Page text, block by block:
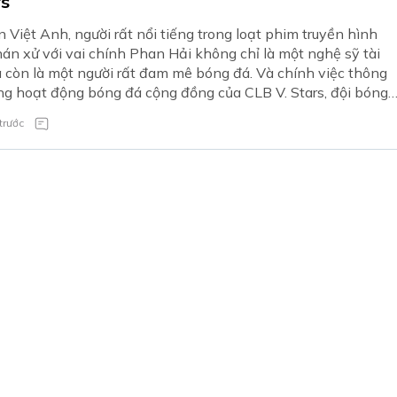
Việt Anh, người rất nổi tiếng trong loạt phim truyền hình
xử với vai chính Phan Hải không chỉ là một nghệ sỹ tài
còn là một người rất đam mê bóng đá. Và chính việc thông
hoạt động bóng đá cộng đồng của CLB V. Stars, đội bóng